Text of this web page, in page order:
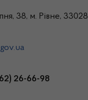
38, м. Рівне, 33028
26-66-98